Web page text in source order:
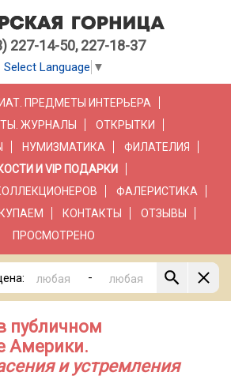
227-14-50, 227-18-37
Select Language ▼
ПРЕДМЕТЫ ИНТЕРЬЕРА
ЖУРНАЛЫ
ОТКРЫТКИ
НУМИЗМАТИКА
ФИЛАТЕЛИЯ
И VIP ПОДАРКИ
ФАЛЕРИСТИКА
КОНТАКТЫ
ОТЗЫВЫ
ПРОСМОТРЕНО
-
публичном
Америки.
и устремления